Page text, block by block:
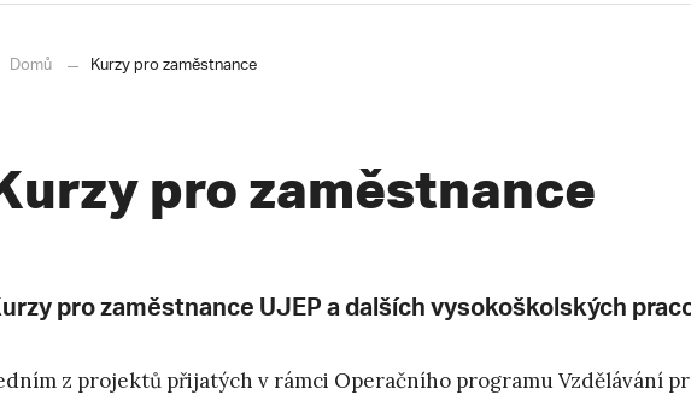
Domů Kurzy pro zaměstnance
pro zaměstnance
pro zaměstnance UJEP a dalších vysokoškolských
z projektů přijatých v rámci Operačního programu Vzdělávání